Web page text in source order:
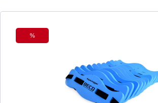
Rabatt
%